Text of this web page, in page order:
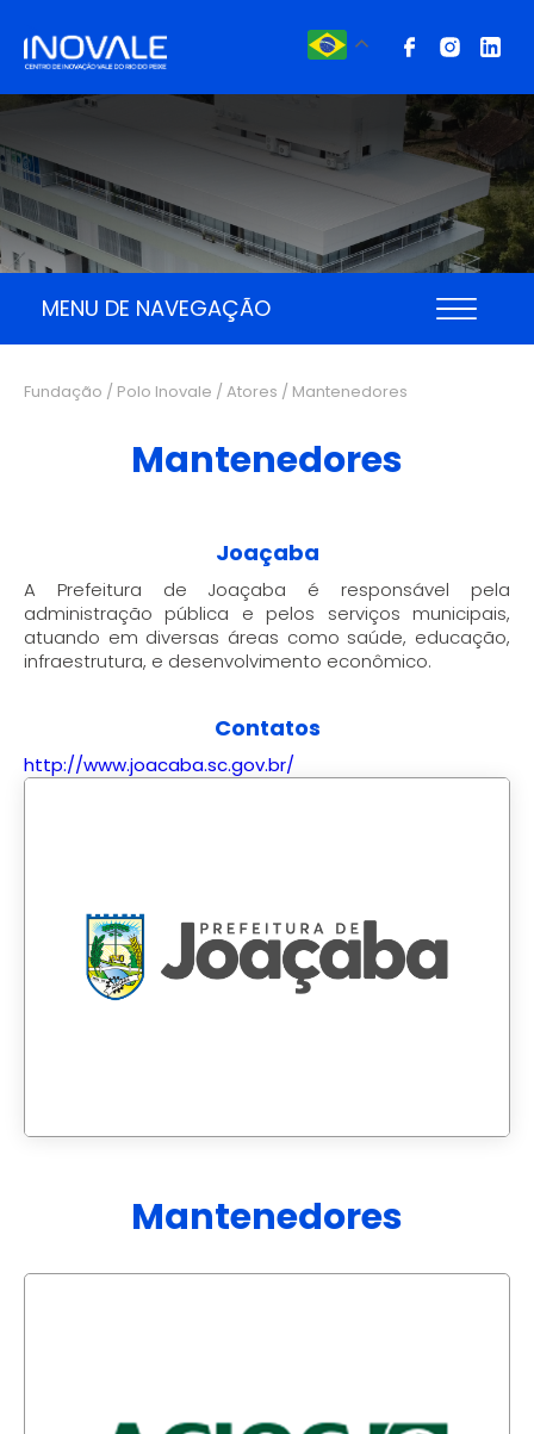
MENU DE NAVEGAÇÃO
Fundação / Polo Inovale /Atores / Mantenedores
Mantenedores
Joaçaba
A Prefeitura de Joaçaba é responsável pela
administração pública e pelos serviços municipais,
atuando em diversas áreas como saúde, educação,
infraestrutura, e desenvolvimento econômico.
Contatos
http://www.joacaba.sc.gov.br/
Mantenedores